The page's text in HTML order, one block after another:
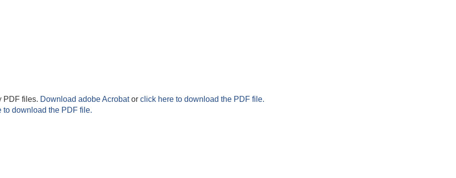
PDF files. Download adobe Acrobator click here to download the PDF file.
to download the PDF file.